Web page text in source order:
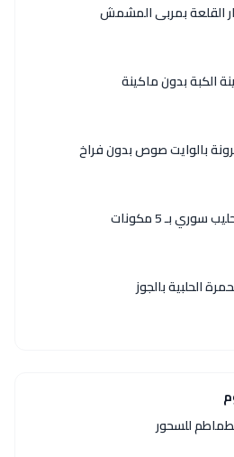
القلعة بمربى المشمش
الكبة بدون ماكينة
بالوايت صوص بدون فراخ
بـ 5 مكونات
الحلبية بالجوز
للسحور